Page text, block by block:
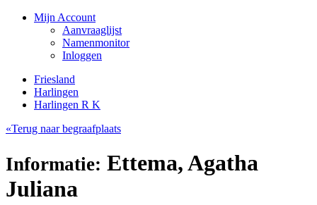
Mijn Account
Aanvraaglijst
Namenmonitor
Inloggen
Friesland
Harlingen
Harlingen R K
«Terug naar begraafplaats
Informatie: Ettema, Agatha
Juliana